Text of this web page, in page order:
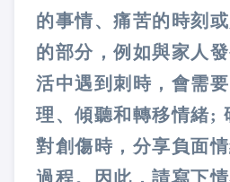
的事情、痛苦的時刻
的部分，例如與家人
活中遇到刺時，會需
理、傾聽和轉移情緒;
對創傷時，分享負面
過程。因此，請寫下